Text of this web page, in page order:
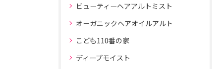
ビューティーヘアアルトミスト
オーガニックヘアオイルアルト
こども110番の家
ディープモイスト